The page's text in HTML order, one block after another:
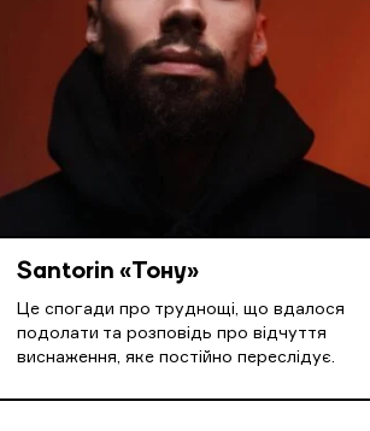
Santorin «Тону»
Це спогади про труднощі, що вдалося
подолати та розповідь про відчуття
виснаження, яке постійно переслідує.